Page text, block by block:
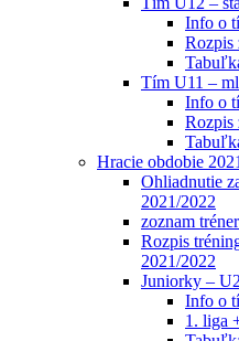
Info o
Rozpis
Tím U11 –
Info o
Rozpis
Hracie obdobie
Ohliadnutie
2021/2022
zoznam
Rozpis
2021/2022
Juniorky –
Info o
1. liga